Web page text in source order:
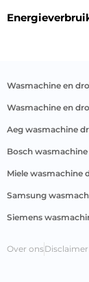
wasmachine en
wasmachine en
aeg wasmachine
bosch
miele wasmachine
samsung
siemens
Over onsDisclaimer